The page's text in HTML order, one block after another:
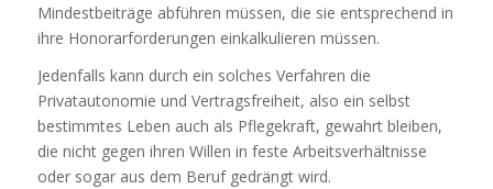
Mindestbeiträge abführen müssen, die sie entsprechend in
ihre Honorarforderungen einkalkulieren müssen.
Jedenfalls kann durch ein solches Verfahren die
Privatautonomie und Vertragsfreiheit, also ein selbst
bestimmtes Leben auch als Pflegekraft, gewahrt bleiben,
die nicht gegen ihren Willen in feste Arbeitsverhältnisse
oder sogar aus dem Beruf gedrängt wird.